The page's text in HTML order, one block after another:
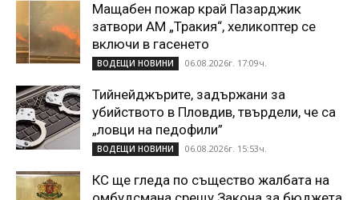
Мащабен пожар край Пазарджик
затвори АМ „Тракия“, хеликоптер се
включи в гасенето
ВОДЕЩИ НОВИНИ 06.08.2026г. 17:09ч.
Тийнейджърите, задържани за
убийството в Пловдив, твърдели, че са
„ловци на педофили”
ВОДЕЩИ НОВИНИ 06.08.2026г. 15:53ч.
КС ще гледа по същество жалбата на